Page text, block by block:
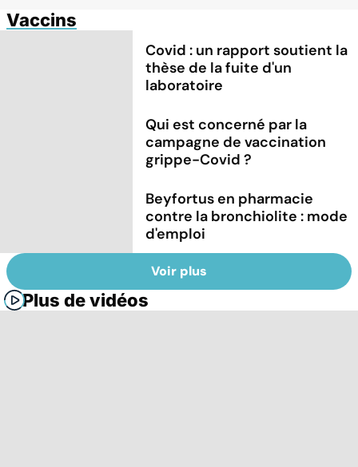
Vaccins
Covid : un rapport soutient la
thèse de la fuite d'un
laboratoire
Qui est concerné par la
campagne de vaccination
grippe-Covid ?
Beyfortus en pharmacie
contre la bronchiolite : mode
d'emploi
Voir plus
Plus de vidéos